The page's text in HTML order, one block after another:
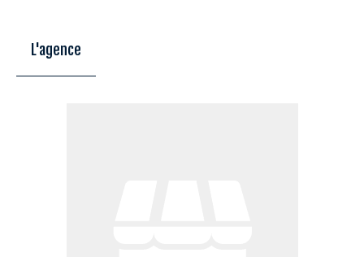
L'agence